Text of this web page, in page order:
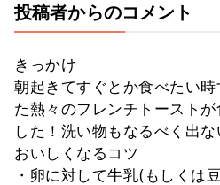
投稿者からのコメント
きっかけ
朝起きてすぐとか食べたい
た熱々のフレンチトースト
した！洗い物もなるべく出な
おいしくなるコツ
・卵に対して牛乳(もしくは